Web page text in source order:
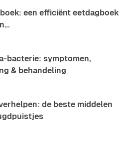
een efficiënt eetdagboek
bacterie: symptomen,
& behandeling
de beste middelen